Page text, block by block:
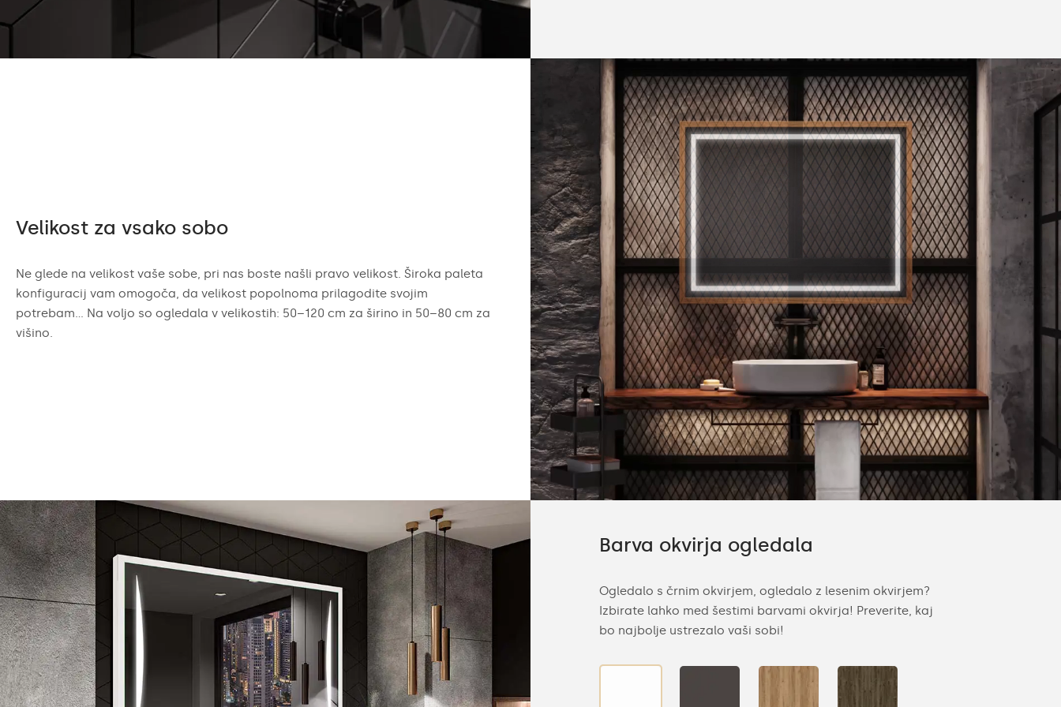
Velikost za vsako sobo
Ne glede na velikost vaše sobe, pri nas boste našli pravo velikost. Široka paleta
konfiguracij vam omogoča, da velikost popolnoma prilagodite svojim
potrebam... Na voljo so ogledala v velikostih: 50–120 cm za širino in 50–80 cm za
višino.
Barva okvirja ogledala
Ogledalo s črnim okvirjem, ogledalo z lesenim okvirjem?
Izbirate lahko med šestimi barvami okvirja! Preverite, kaj
bo najbolje ustrezalo vaši sobi!